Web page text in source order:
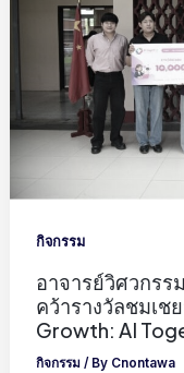
กิจกรรม
อาจารย์วิศวกร
คว้ารางวัลชมเช
Growth: AI
กิจกรรม / By Cnontawa